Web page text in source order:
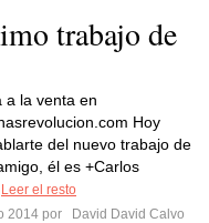
trabajo de
a la venta en
Hoy
del nuevo trabajo de
él es +Carlos
Leer el resto
2014 por
David David Calvo